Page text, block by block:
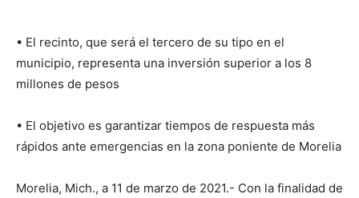
• El recinto, que será el tercero de su tipo en el
municipio, representa una inversión superior a los 8
millones de pesos
• El objetivo es garantizar tiempos de respuesta más
rápidos ante emergencias en la zona poniente de Morelia
Morelia, Mich., a 11 de marzo de 2021.- Con la finalidad de